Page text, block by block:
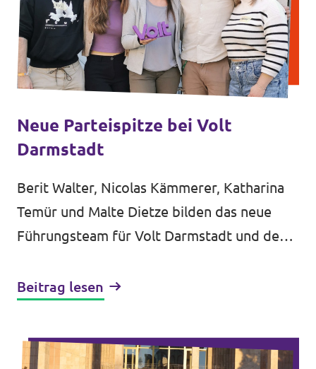
Neue Parteispitze bei Volt
Darmstadt
Berit Walter, Nicolas Kämmerer, Katharina
Temür und Malte Dietze bilden das neue
Führungsteam für Volt Darmstadt und den
große Etappe - die Kommunalwahl in...
Beitrag lesen